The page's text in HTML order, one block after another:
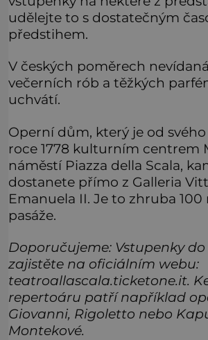
udělejte to s dostatečným
předstihem.
V českých poměrech
večerních rób a těžkých
uchvátí.
Operní dům, který je od
roce 1778 kulturním centrem
náměstí Piazza della Scala,
dostanete přímo z Galleria
Emanuela II. Je to zhruba
pasáže.
Doporučujeme: Vstupenky
zajistěte na oficiálním webu:
teatroallascala.ticketone.it.
repertoáru patří například
Giovanni, Rigoletto nebo
Montekové.